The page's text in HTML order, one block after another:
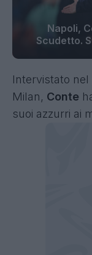
Napoli,
Scudetto.
Intervistato
Milan, Conte
suoi azzurri ai